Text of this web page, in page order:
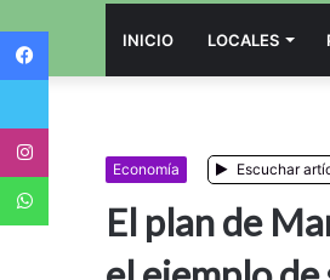
INICIO LOCALES
Economía Escuchar
El plan de
Twitter
WhatsApp